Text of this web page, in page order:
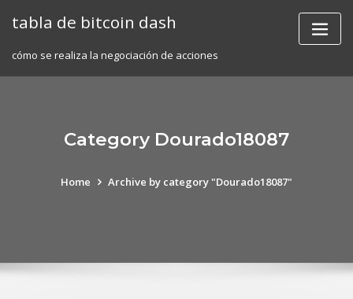
tabla de bitcoin dash
cómo se realiza la negociación de acciones
Category Dourado18087
Home Archive by category "Dourado18087"